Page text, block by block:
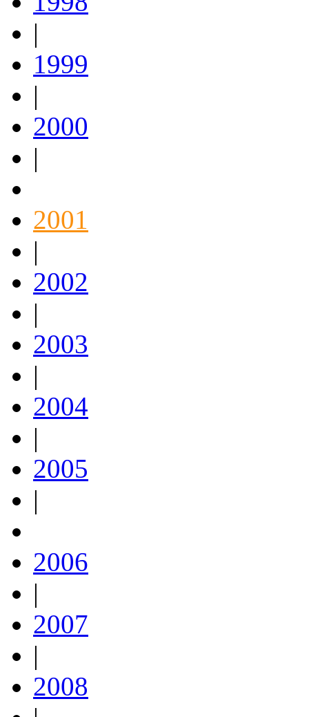
|
1999
|
2000
|
2001
|
2002
|
2003
|
2004
|
2005
|
2006
|
2007
|
2008